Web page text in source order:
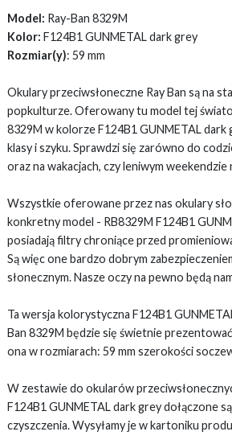
Model: Ray-Ban 8329M
Kolor: F124B1 GUNMETAL dark grey
Rozmiar(y): 59 mm
Okulary przeciwsłoneczne Ray Ban są na
popkulturze. Oferowany tu model tej
8329M w kolorze F124B1 GUNMETAL dark
klasy i szyku. Sprawdzi się zarówno do
oraz na wakacjach, czy leniwym weekendzie
Wszystkie oferowane przez nas okulary
konkretny model - RB8329M F124B1
posiadają filtry chroniące przed
Są więc one bardzo dobrym
słonecznym. Nasze oczy na pewno będą
Ta wersja kolorystyczna F124B1
Ban 8329M będzie się świetnie
ona w rozmiarach: 59 mm szerokości
W zestawie do okularów
F124B1 GUNMETAL dark grey dołączone
czyszczenia. Wysyłamy je w kartoniku